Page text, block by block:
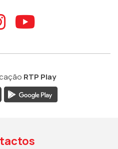
ao
Aceder ao
Aceder
RTP Play